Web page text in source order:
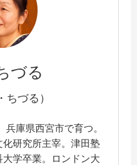
づる
ちづる）
庫県西宮市で育つ。
研究所主宰。津田塾
学卒業。ロンドン大